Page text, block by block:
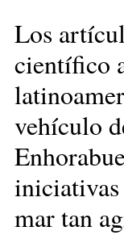
Los
científico
vehículo
iniciativas
mar tan